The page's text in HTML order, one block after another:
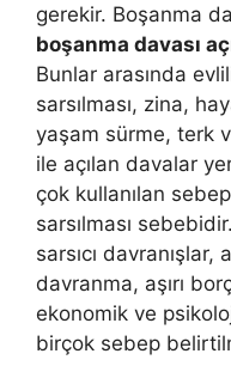
gerekir. Boşanma
boşanma davası
Bunlar arasında
sarsılması, zina,
yaşam sürme, terk
ile açılan davalar
çok kullanılan
sarsılması
sarsıcı
davranma, aşırı
ekonomik ve
birçok sebep